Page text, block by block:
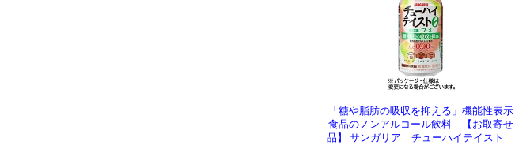
「糖や脂肪の吸収を抑える」機能性表示
食品のノンアルコール飲料 【お取寄せ
品】 サンガリア チューハイテイスト